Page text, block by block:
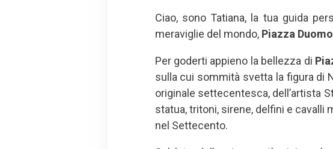
Ciao, sono Tatiana, la tua guida
meraviglie del mondo, Piazza Duomo
Per goderti appieno la bellezza di
sulla cui sommità svetta la figura di
originale settecentesca, dell’artista
statua, tritoni, sirene, delfini e cavalli
nel Settecento.